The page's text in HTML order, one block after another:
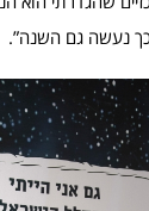
נעשה גם השנה”.